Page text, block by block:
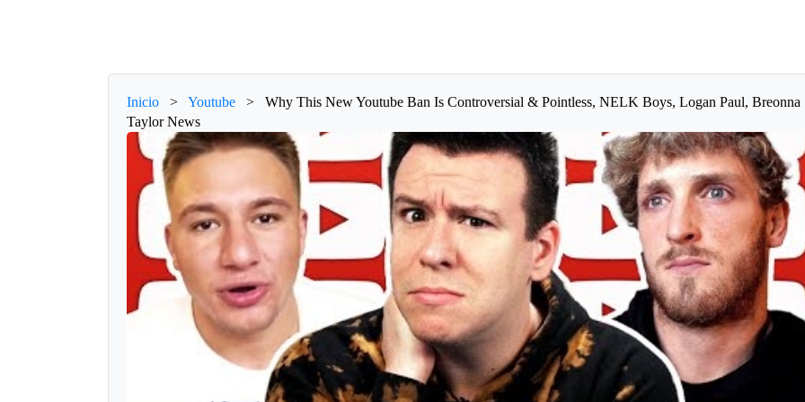
Inicio > Youtube >
Why This New Youtube Ban Is Controversial & Pointless, NELK Boys, Logan Paul, Breonna
Taylor News